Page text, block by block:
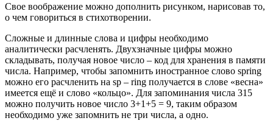
Свое воображение можно дополнить рисунком, нарисовав то,
о чем говориться в стихотворении.
Сложные и длинные слова и цифры необходимо
аналитически расчленять. Двухзначные цифры можно
складывать, получая новое число – код для хранения в памяти
числа. Например, чтобы запомнить иностранное слово spring
можно его расчленить на sp – ring получается в слове «весна»
имеется ещё и слово «кольцо». Для запоминания числа 315
можно получить новое число 3+1+5 = 9, таким образом
необходимо уже запомнить не три числа, а одно.